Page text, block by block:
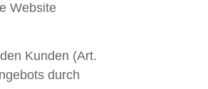
Website
Kunden (Art.
durch